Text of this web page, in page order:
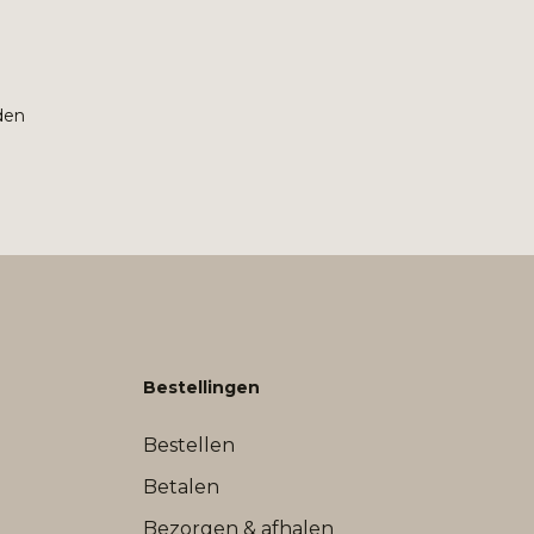
Bestellingen
Bestellen
Betalen
Bezorgen & afhalen